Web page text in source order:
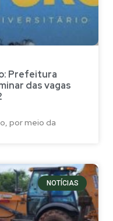
Prefeitura
das vagas
por meio da
NOTÍCIAS